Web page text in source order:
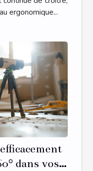
ergonomique...
dans vos